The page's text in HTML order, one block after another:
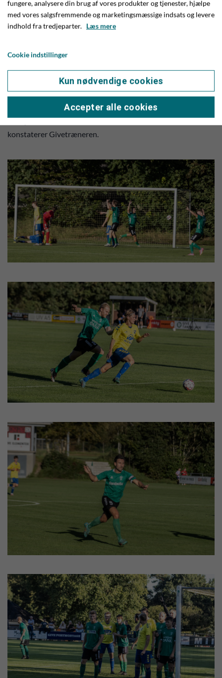
Mortensen i bagkæden, ligesom Kasper Bach-Jensen også
roser bredden i truppen, idet de tre indhoppere Lukas
kampen var en smutter. Nu kan vi koncentrere os om at
placere os som ‘the best of the rest’ - og så skal vi forsøge at
drille suveræne EfB på 1. pladsen, alt det vi kan – gerne med
en sejr over dem, når de kommer her til Give til oktober,
konstaterer Givetræneren.
fungere, analysere din brug af vores produkter og tjenester, hjælpe
med vores salgsfremmende og marketingsmæssige indsats og levere
indhold fra tredjeparter. Læs mere
Cookie indstillinger
Kun nødvendige cookies
Accepter alle cookies